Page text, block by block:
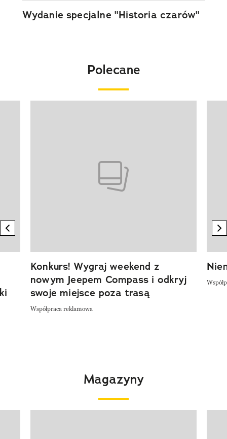
Wydanie specjalne "Historia czarów"
Polecane
previous element
Konkurs! Wygraj weekend z
nowym Jeepem Compass i odkryj
swoje miejsce poza trasą
Współpraca reklamowa
Magazyny